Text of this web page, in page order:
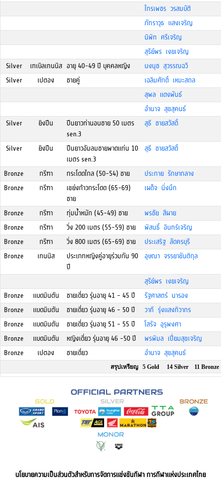
ไกรเพชร วรสมบัติ
ภัทราวุธ แสงเจริญ
นิพิท ศรีเจริญ
สุรีย์พร เงยเจริญ
Silver
เทเบิลเทนนิส อายุ 40-49 ปี บุคคลหญิง
นงนุช สุวรรณฉวี
Silver
เปตอง ชายคู่
เฉลิมศักดิ์ เหมะสถล
สุพล แดงพันธ์
อำนาจ สุขสุคนธ์
Silver
ยิงปืน
ปืนยาวท่านอนชาย 50 เมตร
sen.3
สุธี ชายสวัสดิ์
Silver ยิงปืน
ปืนยาวอัมลมชายพาดแท่น 10
เมตร sen.3
สุธี ชายสวัสดิ์
Bronze กรีฑา กระโดดไกล (50-54) ชาย
ประกาย รักษากลาง
Bronze
กรีฑา
เขย่งก้าวกระโดด (65-69)
ชาย
เผด็จ นิ่งนึก
Bronze กรีฑา ทุ่มน้ำหนัก (45-49) ชาย
พรชัย สีผาย
Bronze
กรีฑา วิ่ง 200 เมตร (55-59) ชาย
พิสนธิ์ อินทร์เจริญ
Bronze
กรีฑา วิ่ง 800 เมตร (65-69) ชาย
ประเสริฐ ลัดครบุรี
Bronze
เทนนิส
ประเภทหญิงคู่อายุร่วมกัน 90
ปี
อุษณา จรรยาขันติกุล
สุรีย์พร เงยเจริญ
Bronze
แบดมินตัน ชายเดี่ยว รุ่นอายุ 41 - 45 ปี
รัฐศาสตร์ นารอง
Bronze
แบดมินตัน ชายเดี่ยว รุ่นอายุ 46 - 50 ปี
วาที รุ่งแสงทิวากร
Bronze
แบดมินตัน ชายเดี่ยว รุ่นอายุ 51 - 55 ปี
โสรัจ อุรุพงศา
Bronze
แบดมินตัน หญิงเดี่ยว รุ่นอายุ 46 -50 ปี
พรพิมล เปี่ยมสุขเจริญ
Bronze
เปตอง ชายเดี่ยว อำนาจ สุขสุคนธ์
สรุปเหรียญ 5 Gold 14 Silver 11 Bronze
นโยบายความเป็นส่วนตัวสำหรับการจัดการแข่งขันกีฬา การกีฬาแห่งประเทศไทย